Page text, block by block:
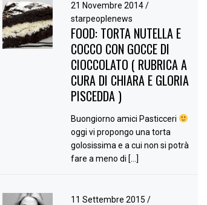
21 Novembre 2014/
starpeoplenews
FOOD: TORTA NUTELLA E
COCCO CON GOCCE DI
CIOCCOLATO ( RUBRICA A
CURA DI CHIARA E GLORIA
PISCEDDA )
Buongiorno amici Pasticceri
oggi vi propongo una torta
golosissima e a cui non si potrà
fare a meno di […]
11 Settembre 2015 /